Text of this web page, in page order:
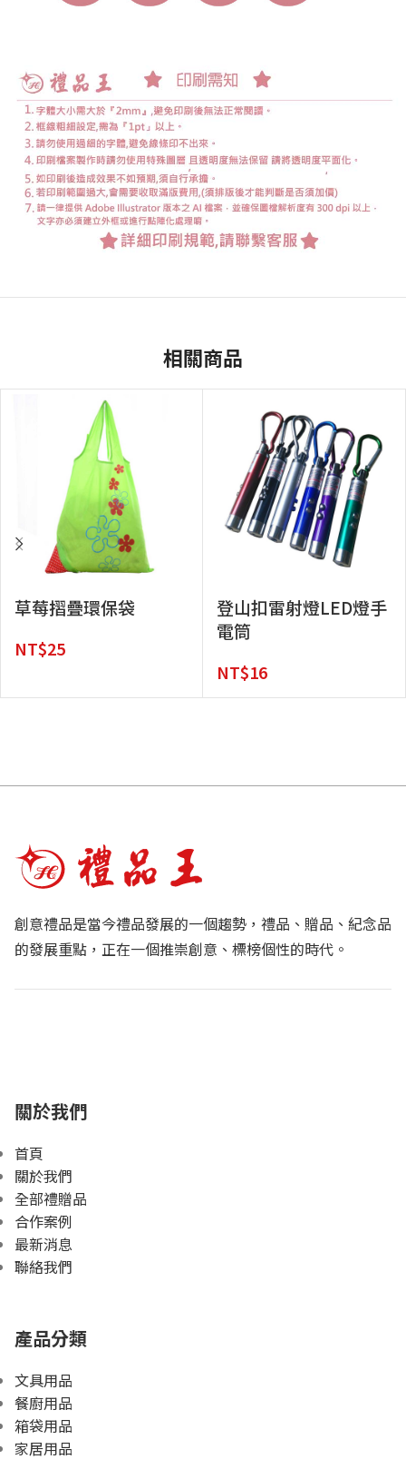
相關商品
草莓摺疊環保袋
NT$25
登山扣雷射燈LED燈手
電筒
NT$16
創意禮品是當今禮品發展的一個趨勢，禮品、贈品、紀念品
的發展重點，正在一個推崇創意、標榜個性的時代。
關於我們
首頁
關於我們
全部禮贈品
合作案例
最新消息
聯絡我們
產品分類
文具用品
餐廚用品
箱袋用品
家居用品